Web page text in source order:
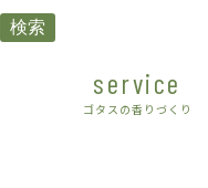
service
ゴタスの香りづくり
検索